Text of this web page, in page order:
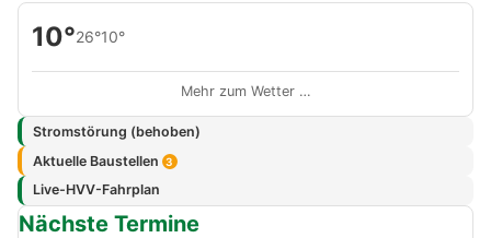
10°26°10°
Mehr zum Wetter …
Stromstörung (behoben)
Aktuelle Baustellen 3
Live-HVV-Fahrplan
Nächste Termine